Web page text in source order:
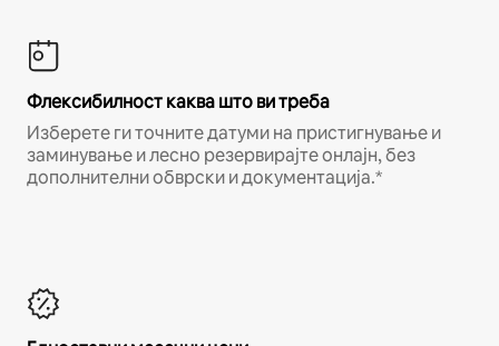
Флексибилност каква што ви треба
Изберете ги точните датуми на пристигнување и
заминување и лесно резервирајте онлајн, без
дополнителни обврски и документација.*